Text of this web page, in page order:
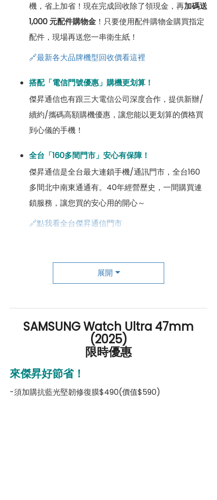
機，省上加省！現在完成回收除了領現金，再加碼送
1,000 元配件購物金 ！只要使用配件購物金購買指定
配件，現場再送您一串衛生紙！
🔗最新各大品牌機型回收價看這裡
搭配「電信門號優惠」購機更划算！
傑昇通信也有跟三大電信公司深度合作，提供新辦/
續約/攜碼高額購機優惠，讓您能以更划算的價格買
到心儀的手機！
全台「160多間門市」安心有保障！
傑昇通信是全台最大連鎖手機/通訊門市，全台160
多間北中南東通通有。40年經營歷史，一間購買連
鎖服務，讓您買的安心用的開心～
🔗點我看全台傑昇通信門市
傑昇尊榮會員除了可以「消費集點兌換商品」，每半
年還有「200元配件購物金」，每年再送「VIP生日
展開
SAMSUNG Watch Ultra 47mm
(2025)
限時優惠
來傑昇好節省！
-須加購抗藍光堅韌修復膜$490(價值$590)